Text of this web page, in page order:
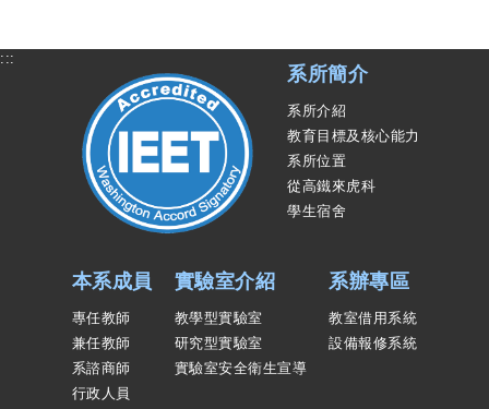
:::
系所簡介
系所介紹
教育目標及核心能力
系所位置
從高鐵來虎科
學生宿舍
本系成員
專任教師
兼任教師
系諮商師
行政人員
實驗室介紹
教學型實驗室
研究型實驗室
實驗室安全衛生宣導
系辦專區
教室借用系統
設備報修系統